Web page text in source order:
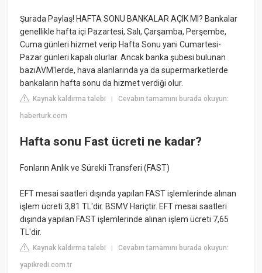
Şurada Paylaş! HAFTA SONU BANKALAR AÇIK MI? Bankalar
genellikle hafta içi Pazartesi, Salı, Çarşamba, Perşembe,
Cuma günleri hizmet verip Hafta Sonu yani Cumartesi-
Pazar günleri kapalı olurlar. Ancak banka şubesi bulunan
bazıAVM'lerde, hava alanlarında ya da süpermarketlerde
bankaların hafta sonu da hizmet verdiği olur.
Kaynak kaldırma talebi |Cevabın tamamını burada okuyun:
haberturk.com
Hafta sonu Fast ücreti ne kadar?
Fonların Anlık ve Sürekli Transferi (FAST)
EFT mesai saatleri dışında yapılan FAST işlemlerinde alınan
işlem ücreti 3,81 TL'dir. BSMV Hariçtir. EFT mesai saatleri
dışında yapılan FAST işlemlerinde alınan işlem ücreti 7,65
TL'dir.
Kaynak kaldırma talebi |Cevabın tamamını burada okuyun:
yapikredi.com.tr